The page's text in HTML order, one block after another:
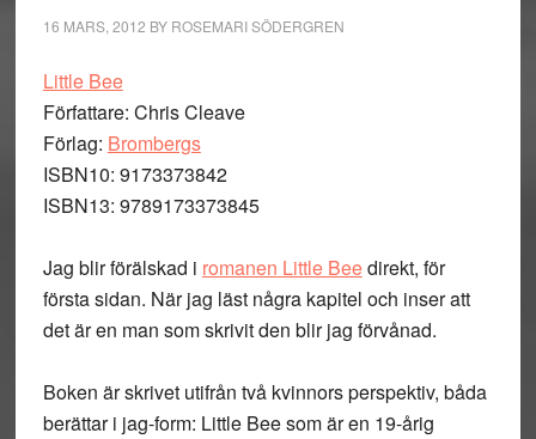
16 MARS, 2012 BY ROSEMARI SÖDERGREN
Little Bee
Författare: Chris Cleave
Förlag: Brombergs
ISBN10: 9173373842
ISBN13: 9789173373845
Jag blir förälskad i romanen Little Beedirekt, för
första sidan. När jag läst några kapitel och inser att
det är en man som skrivit den blir jag förvånad.
Boken är skrivet utifrån två kvinnors perspektiv, båda
berättar i jag-form: Little Bee som är en 19-årig